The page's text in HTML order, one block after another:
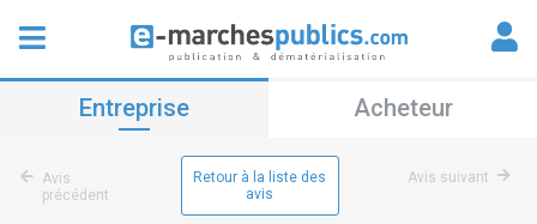
Entreprise Acheteur
Avis
précédent
Retour à la liste des
avis
Avis suivant